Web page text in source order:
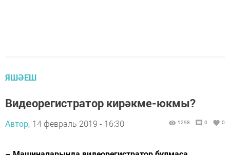
ЯШӘЕШ
Видеорегистратор кирәкме-юкмы?
Автор, 14 февраль 2019 - 16:30 1298 0 0